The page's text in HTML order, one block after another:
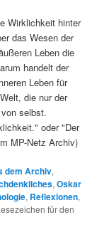
Wirklichkeit hinter
das Wesen der
Leben die
handelt der
Leben für
die nur der
selbst.
oder "Der
MP-Netz Archiv)
dem Archiv,
,Oskar
, Reflexionen,
für den